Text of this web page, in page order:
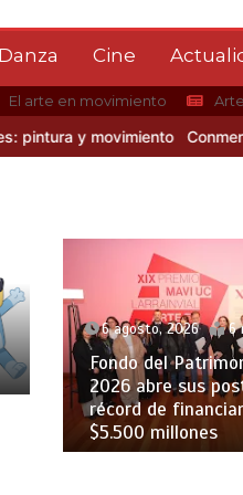
Danza Cine
El arte en movimiento
y movimiento
6 agosto, 2026 6
Fondo del
2026 abre sus
récord de
$5.500 millones